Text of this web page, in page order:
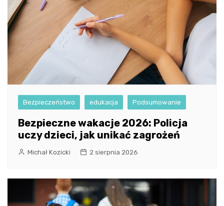
Bezpieczeństwo edukacja Podsumowanie
Bezpieczne wakacje 2026: Policja
uczy dzieci, jak unikać zagrożeń
Michał Kozicki 2 sierpnia 2026